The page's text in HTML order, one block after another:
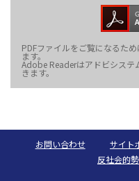
PDFファイルをご覧になるた
ます。
Adobe Readerはアドビシステ
きます。
お問い合わせ サイト
反社会的